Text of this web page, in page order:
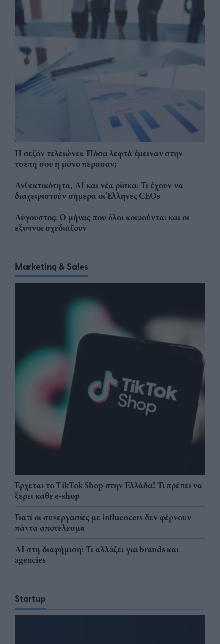
Η σεζόν τελειώνει: Πόσα λεφτά έμειναν στην
τσέπη σου ή μόνο πέρασαν;
Ανθεκτικότητα, AI και νέα ρίσκα: Τι έχουν να
διαχειριστούν σήμερα οι Έλληνες CEOs
Αύγουστος: Ο μήνας που όλοι κοιμούνται και οι
έξυπνοι σχεδιάζουν
Marketing & Sales
Έρχεται το TikTok Shop στην Ελλάδα! Τι πρέπει να
ξέρει κάθε e-shop
Γιατί οι συνεργασίες με influencers δεν φέρνουν
πάντα αποτέλεσμα
AI στη διαφήμιση: Τι αλλάζει για brands και
agencies
Startup